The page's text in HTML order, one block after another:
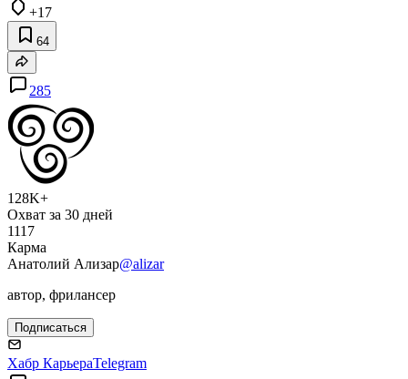
+17
64
285
128K+
Охват за 30 дней
1117
Карма
Анатолий Ализар@alizar
автор, фрилансер
Подписаться
Хабр КарьераTelegram